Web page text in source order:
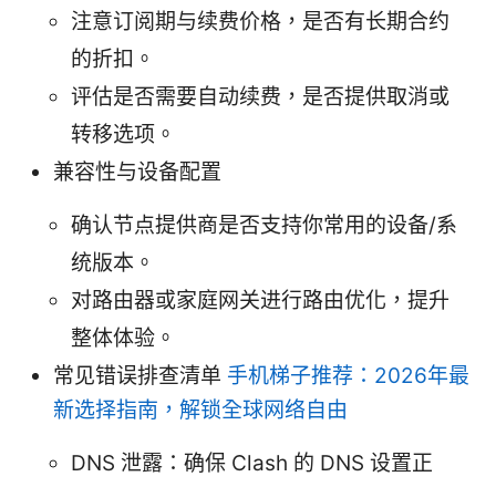
注意订阅期与续费价格，是否有长期合约
的折扣。
评估是否需要自动续费，是否提供取消或
转移选项。
兼容性与设备配置
确认节点提供商是否支持你常用的设备/系
统版本。
对路由器或家庭网关进行路由优化，提升
整体体验。
常见错误排查清单 手机梯子推荐：2026年最
新选择指南，解锁全球网络自由
DNS 泄露：确保 Clash 的 DNS 设置正